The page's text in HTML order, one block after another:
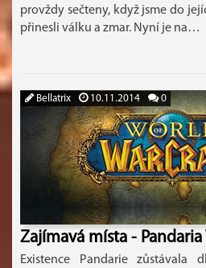
provždy sečteny, když jsme do
přinesli válku a zmar. Nyní je na…
Bellatrix 10.11.2014 0
Zajímavá místa - Pandaria
Existence Pandarie zůstávala